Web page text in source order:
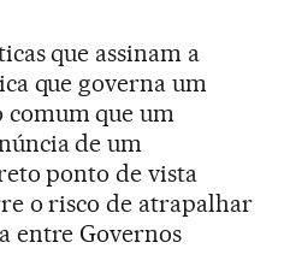
que assinam a
que governa um
comum que um
de um
ponto de vista
o risco de atrapalhar
entre Governos